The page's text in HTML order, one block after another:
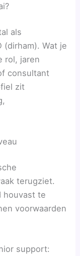
als
(dirham). Wat je
rol, jaren
consultant
zit
terugziet.
houvast te
voorwaarden
support: